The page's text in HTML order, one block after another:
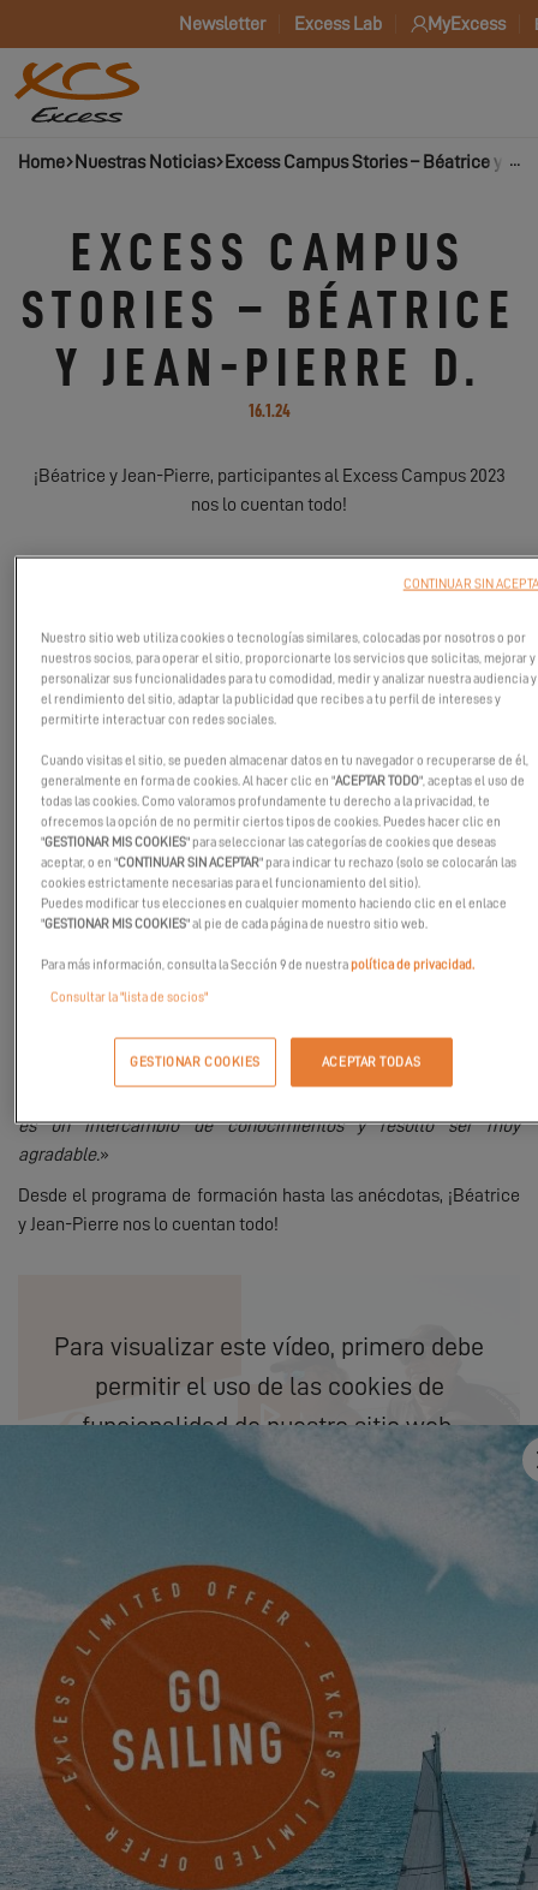
Newsletter Excess Lab MyExcess
Home Nuestras Noticias Excess Campus Stories – Béatrice y
EXCESS CAMPUS
STORIES – BÉATRICE
Y JEAN-PIERRE D.
16.1.24
¡Béatrice y Jean-Pierre, participantes al Excess Campus 2023
nos lo cuentan todo!
Sumérjase en la primera edición del Excess Campus.
propietarios encantados de haber seguido el curso de formación
en un ambiente familiar y dinámico.: «Algunos ya saben lo que
es un intercambio de conocimientos y resultó ser muy
agradable.»
Desde el programa de formación hasta las anécdotas, ¡Béatrice
y Jean-Pierre nos lo cuentan todo!
Para visualizar este vídeo, primero debe
permitir el uso de las cookies de
funcionalidad de nuestro sitio web.
SETTINGS
Puede descubrir las experiencias de nuestros propietarios en
nuestro sitio web, en la secciónExcess Tribe
desea compartir sus sentimientos y recuerdos a bordo del
Excess, envíenos un correo electrónico aquí:
excess.catamarans@gmail.com
Nuestro sitio web utiliza cookies o tecnologías similares, colocadas por nosotros o por
nuestros socios, para operar el sitio, proporcionarte los servicios que solicitas, mejorar y
personalizar sus funcionalidades para tu comodidad, medir y analizar nuestra audiencia y
el rendimiento del sitio, adaptar la publicidad que recibes a tu perfil de intereses y
permitirte interactuar con redes sociales.
Cuando visitas el sitio, se pueden almacenar datos en tu navegador o recuperarse de él,
generalmente en forma de cookies. Al hacer clic en "ACEPTAR TODO", aceptas el uso de
todas las cookies. Como valoramos profundamente tu derecho a la privacidad, te
ofrecemos la opción de no permitir ciertos tipos de cookies. Puedes hacer clic en
"GESTIONAR MIS COOKIES" para seleccionar las categorías de cookies que deseas
aceptar, o en "CONTINUAR SIN ACEPTAR" para indicar tu rechazo (solo se colocarán las
cookies estrictamente necesarias para el funcionamiento del sitio).
Puedes modificar tus elecciones en cualquier momento haciendo clic en el enlace
"GESTIONAR MIS COOKIES" al pie de cada página de nuestro sitio web.
Para más información, consulta la Sección 9 de nuestrapolítica de privacidad.
Consultar la "lista de socios"
GESTIONAR COOKIES ACEPTAR TODAS
CONTINUAR SIN